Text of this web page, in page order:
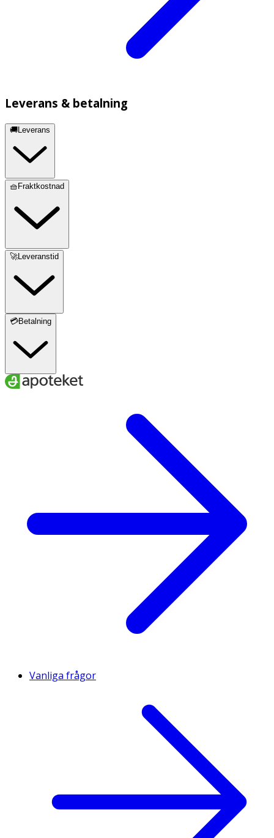
Leverans & betalning
🚚Leverans
🧺Fraktkostnad
🚀Leveranstid
💳Betalning
Vanliga frågor